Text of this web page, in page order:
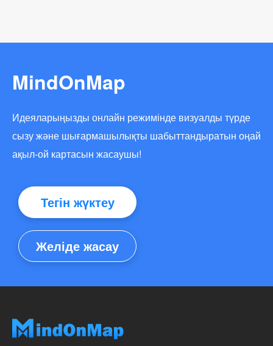
MindOnMap
Идеяларыңызды онлайн режимінде визуалды түрде
сызу және шығармашылықты шабыттандыратын оңай
ақыл-ой картасын жасаушы!
Тегін жүктеу
Желіде жасау